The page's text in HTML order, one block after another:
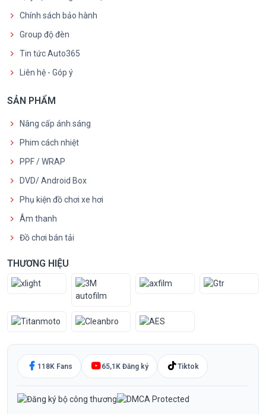
Chính sách bảo hành
Group độ đèn
Tin tức Auto365
Liên hệ - Góp ý
SẢN PHẨM
Nâng cấp ánh sáng
Phim cách nhiệt
PPF / WRAP
DVD/ Android Box
Phụ kiện đồ chơi xe hơi
Âm thanh
Đồ chơi bán tải
THƯƠNG HIỆU
118K Fans 65,1K Đăng ký Tiktok